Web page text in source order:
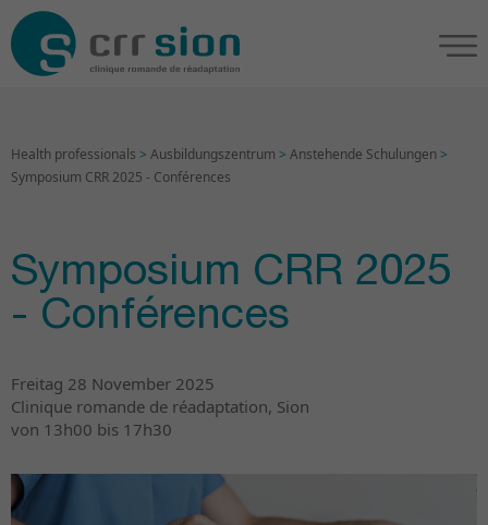
Health professionals > Ausbildungszentrum > Anstehende Schulungen>
Symposium CRR 2025 - Conférences
Symposium CRR 2025
- Conférences
Freitag 28 November 2025
Clinique romande de réadaptation, Sion
von 13h00 bis 17h30